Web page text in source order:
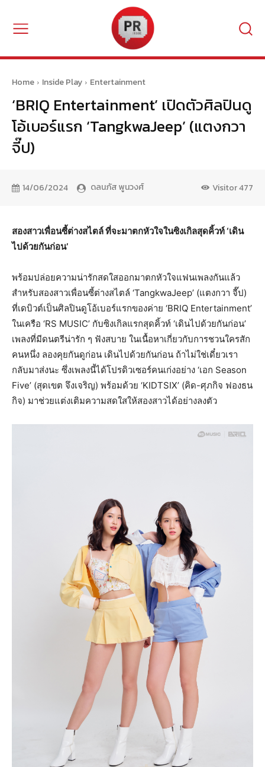
Home Inside Play Entertainment
‘BRIQ Entertainment’ เปิดตัวศิลปินดู
โอ้เบอร์แรก ‘TangkwaJeep’ (แตงกวา
จี๊ป)
14/06/2024 ดลนภัส พูนวงศ์ Visitor477
สองสาวเพื่อนซี้ต่างสไตล์ ที่จะมาตกหัวใจในซิงเกิลสุดคิ้วท์ ‘เดิน
ไปด้วยกันก่อน’
พร้อมปล่อยความน่ารักสดใสออกมาตกหัวใจแฟนเพลงกันแล้ว
สำหรับสองสาวเพื่อนซี้ต่างสไตล์ ‘TangkwaJeep’ (แตงกวา จี๊ป)
ที่เดบิวต์เป็นศิลปินดูโอ้เบอร์แรกของค่าย ‘BRIQ Entertainment’
ในเครือ ‘RS MUSIC’ กับซิงเกิลแรกสุดคิ้วท์ ‘เดินไปด้วยกันก่อน’
เพลงที่มีดนตรีน่ารัก ๆ ฟังสบาย ในเนื้อหาเกี่ยวกับการชวนใครสัก
คนหนึ่ง ลองคุยกันดูก่อน เดินไปด้วยกันก่อน ถ้าไม่ใช่เดี๋ยวเรา
กลับมาส่งนะ ซึ่งเพลงนี้ได้โปรดิวเซอร์คนเก่งอย่าง ‘เอก Season
Five’ (สุดเขต จึงเจริญ) พร้อมด้วย ‘KIDTSIX’ (คิด-ศุภกิจ ฟองธน
กิจ) มาช่วยแต่งเติมความสดใสให้สองสาวได้อย่างลงตัว